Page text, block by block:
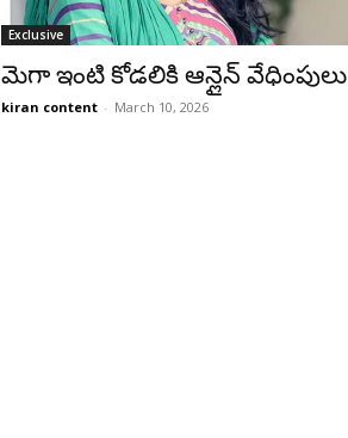
Exclusive
మెగా ఇంటి కోడలికి ఆన్లైన్ వేధింపులు
kiran content - March 10, 2026